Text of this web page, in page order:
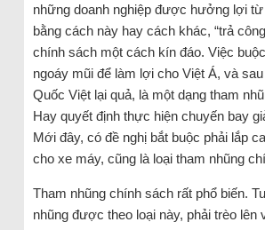
những doanh nghiệp được hưởng lợi
bằng cách này hay cách khác, “trả
chính sách một cách kín đáo. Việc
ngoáy mũi để làm lợi cho Việt Á, và
Quốc Việt lại quả, là một dạng tham
Hay quyết định thực hiện chuyến bay
Mới đây, có đề nghị bắt buộc phải lắp
cho xe máy, cũng là loại tham nhũng
Tham nhũng chính sách rất phổ biến.
nhũng được theo loại này, phải trèo lên